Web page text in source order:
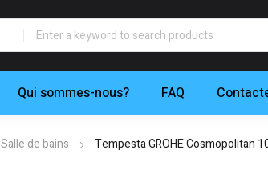
Qui sommes-nous? FAQ
Salle de bains Tempesta GROHE Cosmopolitan